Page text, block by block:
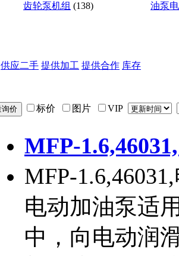
齿轮泵机组 (138)
油泵
供应二手 提供加工 提供合作 库存
标价 图片 VIP
MFP-
MFP-
电动加油泵适
中，向电动润